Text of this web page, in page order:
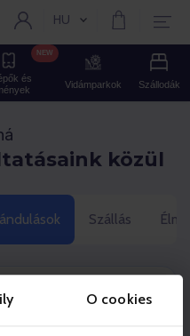
O cookies
Aktuális nyelv:
HU
és
NEW
Vidámparkok Szállodák
közül
Szállás